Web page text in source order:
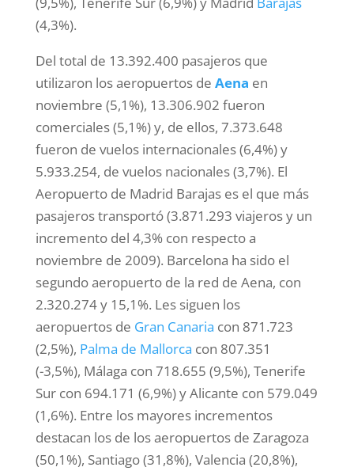
(4,3%).
Del total de 13.392.400 pasajeros que
utilizaron los aeropuertos de Aena en
noviembre (5,1%), 13.306.902 fueron
comerciales (5,1%) y, de ellos, 7.373.648
fueron de vuelos internacionales (6,4%) y
5.933.254, de vuelos nacionales (3,7%). El
Aeropuerto de Madrid Barajas es el que más
pasajeros transportó (3.871.293 viajeros y un
incremento del 4,3% con respecto a
noviembre de 2009). Barcelona ha sido el
segundo aeropuerto de la red de Aena, con
2.320.274 y 15,1%. Les siguen los
aeropuertos de Gran Canaria con 871.723
(2,5%), Palma de Mallorca con 807.351
(-3,5%), Málaga con 718.655 (9,5%), Tenerife
Sur con 694.171 (6,9%) y Alicante con 579.049
(1,6%). Entre los mayores incrementos
destacan los de los aeropuertos de Zaragoza
(50,1%), Santiago (31,8%), Valencia (20,8%),